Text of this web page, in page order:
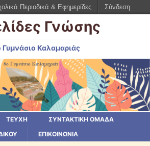
Γνώσης
Γυμνάσιο Καλαμαριάς
ΤΕΥΧΗ
ΣΥΝΤΑΚΤΙΚΗ ΟΜΑΔΑ
ΕΠΙΚΟΙΝΩΝΙΑ
Περιοδικά & Εφημερίδες Σύνδεση